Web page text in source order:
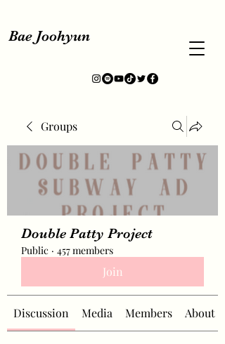
Bae Joohyun
Groups
Double Patty Project
Public · 457 members
Join
Discussion Media Members About